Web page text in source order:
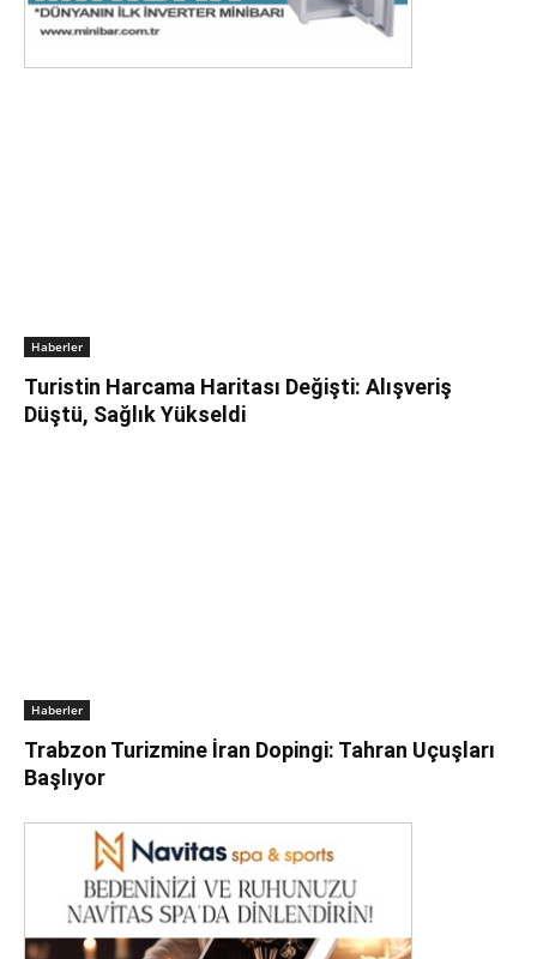
Haberler
Turistin Harcama Haritası Değişti: Alışveriş
Düştü, Sağlık Yükseldi
Haberler
Trabzon Turizmine İran Dopingi: Tahran Uçuşları
Başlıyor